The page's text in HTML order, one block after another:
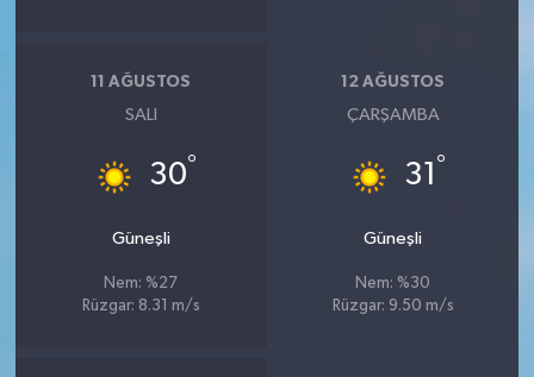
11 AĞUSTOS
SALI
30°
Güneşli
Nem: %27
Rüzgar: 8.31 m/s
12 AĞUSTOS
ÇARŞAMBA
31 °
Güneşli
Nem: %30
Rüzgar: 9.50 m/s